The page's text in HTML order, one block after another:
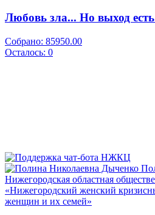
Любовь зла... Но выход
Собрано: 85950.00
Осталось: 0
Нижегородская областная
«Нижегородский женский
женщин и их семей»